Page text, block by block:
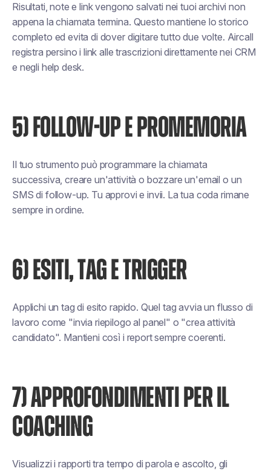
Risultati, note e link vengono salvati nei tuoi archivi non
appena la chiamata termina. Questo mantiene lo storico
completo ed evita di dover digitare tutto due volte. Aircall
registra persino i link alle trascrizioni direttamente nei CRM
e negli help desk.
5) FOLLOW-UP E PROMEMORIA
Il tuo strumento può programmare la chiamata
successiva, creare un'attività o bozzare un'email o un
SMS di follow-up. Tu approvi e invii. La tua coda rimane
sempre in ordine.
6) ESITI, TAG E TRIGGER
Applichi un tag di esito rapido. Quel tag avvia un flusso di
lavoro come "invia riepilogo al panel" o "crea attività
candidato". Mantieni così i report sempre coerenti.
7) APPROFONDIMENTI PER IL
COACHING
Visualizzi i rapporti tra tempo di parola e ascolto, gli